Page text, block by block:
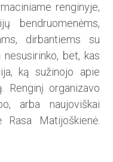
renginyje,
bendruomenėms,
dirbantiems su
bet, kas
ką sužinojo apie
Renginį organizavo
arba naujoviškai
Rasa Matijoškienė.